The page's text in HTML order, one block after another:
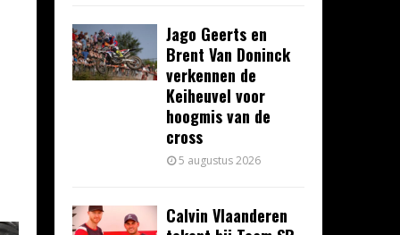
Jago Geerts en
Brent Van Doninck
verkennen de
Keiheuvel voor
hoogmis van de
cross
5 augustus 2026
Calvin Vlaanderen